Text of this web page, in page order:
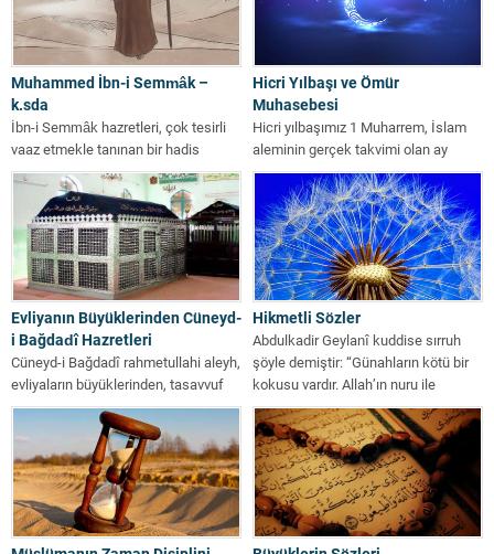
Muhammed İbn-i Semmâk –
k.sda
İbn-i Semmâk hazretleri, çok tesirli
vaaz etmekle tanınan bir hadis
âlimiydi. Hadis ilminde imam
olmasının...
Hicri Yılbaşı ve Ömür
Muhasebesi
Hicri yılbaşımız 1 Muharrem, İslam
aleminin gerçek takvimi olan ay
takviminin başlangıcıdır.
Müslümanlar Ramazan, hac,...
Evliyanın Büyüklerinden Cüneyd-
i Bağdadî Hazretleri
Cüneyd-i Bağdadî rahmetullahi aleyh,
evliyaların büyüklerinden, tasavvuf
terimlerini, usul ve esaslarını tesbit
ederek tasavvufun ortaya...
Hikmetli Sözler
Abdulkadir Geylanî kuddise sırruh
şöyle demiştir: “Günahların kötü bir
kokusu vardır. Allah’ın nuru ile
bakanlar...